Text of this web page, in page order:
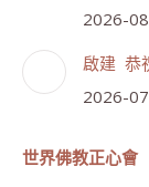
2026-
啟建 恭
2026-
世界佛教正心會